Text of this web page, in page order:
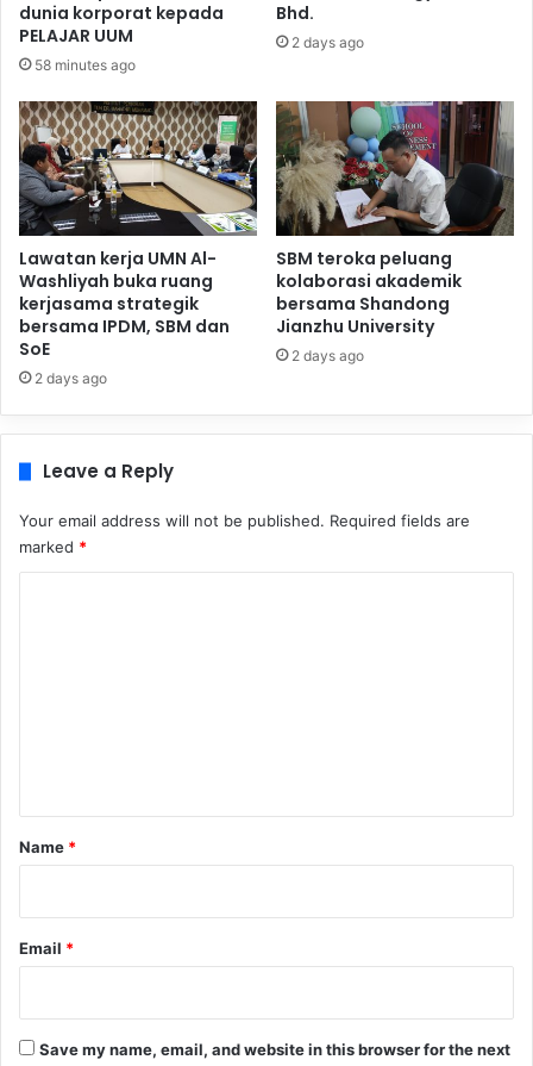
dunia korporat kepada
PELAJAR UUM
58 minutes ago
Bhd.
2 days ago
Lawatan kerja UMN Al-
Washliyah buka ruang
kerjasama strategik
bersama IPDM, SBM dan
SoE
2 days ago
SBM teroka peluang
kolaborasi akademik
bersama Shandong
Jianzhu University
2 days ago
Leave a Reply
Your email address will not be published. Required fields are
marked *
*
Name *
Email *
Save my name, email, and website in this browser for the next